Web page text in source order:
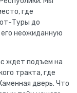
где
Туры до
его неожиданную
ждет подъем на
тракта, где
дверь. Что